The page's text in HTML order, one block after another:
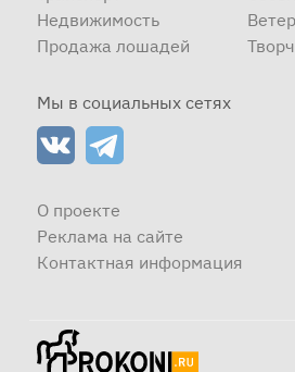
Недвижимость
Продажа лошадей
Мы в социальных сетях
О проекте
Реклама на сайте
Контактная информация